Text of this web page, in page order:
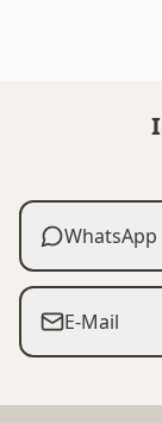
WhatsApp
E-Mail